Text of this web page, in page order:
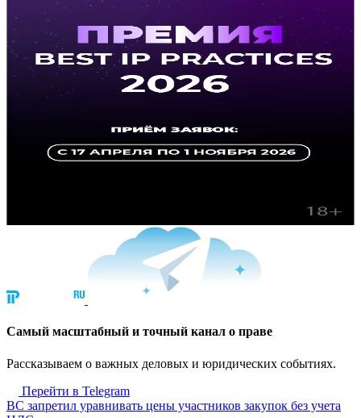
Cамый масштабный и точный канал о праве
Рассказываем о важных деловых и юридических событиях.
Перейти в Telegram
ВС запретил уравнивать цены участников закупок без учета